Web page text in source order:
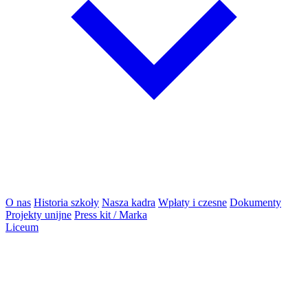
O nas Historia szkoły Nasza kadra Wpłaty i czesne Dokumenty
Projekty unijne Press kit / Marka
Liceum